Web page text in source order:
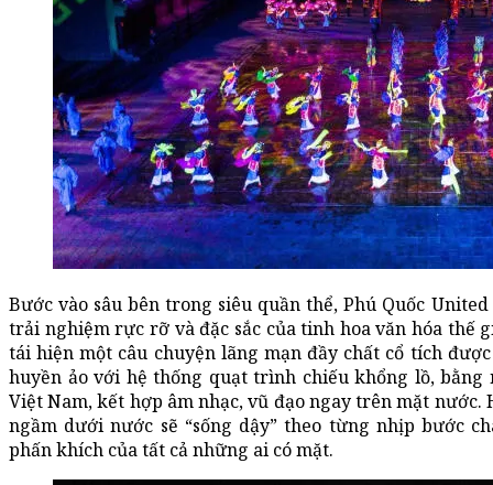
Bước vào sâu bên trong siêu quần thể, Phú Quốc
trải nghiệm rực rỡ và đặc sắc của tinh hoa văn hóa thế
tái hiện một câu chuyện lãng mạn đầy chất cổ tích
huyền ảo với hệ thống quạt trình chiếu khổng lồ,
Việt Nam, kết hợp âm nhạc, vũ đạo ngay trên mặt
ngầm dưới nước sẽ “sống dậy” theo từng nhịp bước
phấn khích của tất cả những ai có mặt.